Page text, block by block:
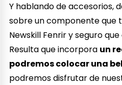
Y hablando de accesorios,
sobre un componente que
Newskill Fenrir y seguro
Resulta que incorpora un
podremos colocar una
podremos disfrutar de